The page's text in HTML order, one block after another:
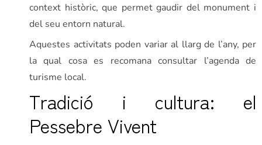
context històric, que permet gaudir del monument i
del seu entorn natural.
Aquestes activitats poden variar al llarg de l’any, per
la qual cosa es recomana consultar l’agenda de
turisme local.
Tradició i cultura: el
Pessebre Vivent